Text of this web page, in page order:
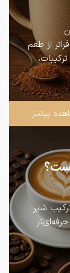
از طعم
بیشتر
شیر